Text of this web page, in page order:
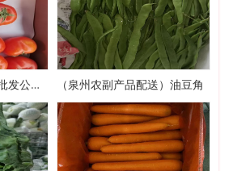
（南安大型蔬菜配送批发公司）西红柿 （泉州农副产品配送）油豆角